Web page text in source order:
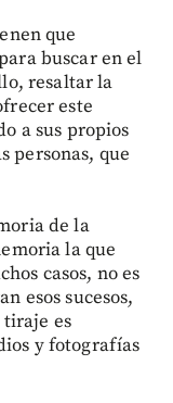
que
buscar en el
resaltar la
este
a sus propios
personas, que
de la
la que
casos, no es
esos sucesos,
tiraje es
y fotografías